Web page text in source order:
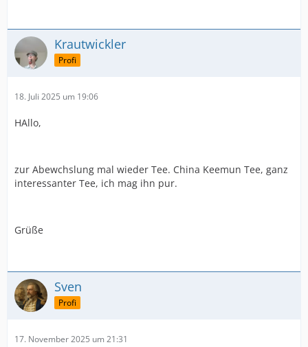
Krautwickler
Profi
18. Juli 2025 um 19:06
HAllo,
zur Abewchslung mal wieder Tee. China Keemun Tee, ganz
interessanter Tee, ich mag ihn pur.
Grüße
Sven
Profi
17. November 2025 um 21:31